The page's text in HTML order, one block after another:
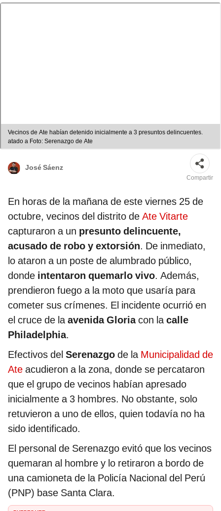
Vecinos de Ate habían detenido inicialmente a 3 presuntos delincuentes.
atado a Foto: Serenazgo de Ate
José Sáenz
Compartir
En horas de la mañana de este viernes 25 de
octubre, vecinos del distrito de Ate Vitarte
capturaron a un presunto delincuente,
acusado de robo y extorsión. De inmediato,
lo ataron a un poste de alumbrado público,
donde intentaron quemarlo vivo. Además,
prendieron fuego a la moto que usaría para
cometer sus crímenes. El incidente ocurrió en
el cruce de laavenida Gloriacon lacalle
Philadelphia.
Efectivos del Serenazgo de la Municipalidad de
Ate acudieron a la zona, donde se percataron
que el grupo de vecinos habían apresado
inicialmente a 3 hombres. No obstante, solo
retuvieron a uno de ellos, quien todavía no ha
sido identificado.
El personal de Serenazgo evitó que los vecinos
quemaran al hombre y lo retiraron a bordo de
una camioneta de la Policía Nacional del Perú
(PNP) base Santa Clara.